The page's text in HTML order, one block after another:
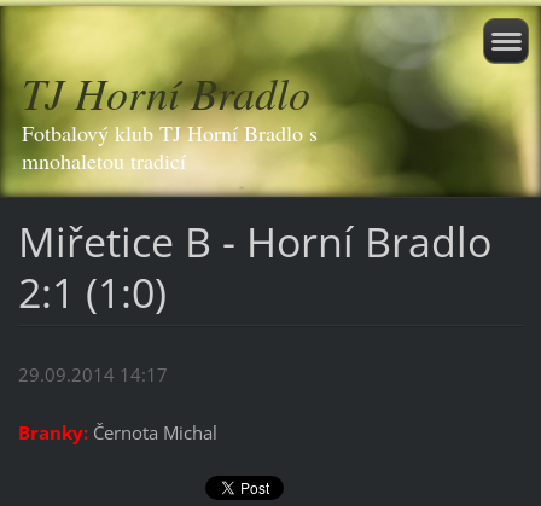
TJ Horní Bradlo
Fotbalový klub TJ Horní Bradlo s
mnohaletou tradicí
Miřetice B - Horní Bradlo
2:1 (1:0)
29.09.2014 14:17
Branky: Černota Michal